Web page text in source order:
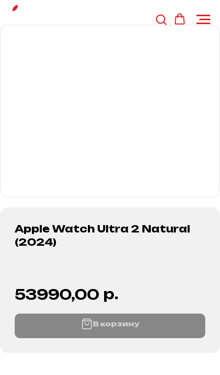
Apple Watch Ultra 2 Natural
(2024)
53990,00 р.
В корзину